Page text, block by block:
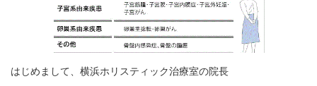
はじめまして、横浜ホリスティック治療室の院長